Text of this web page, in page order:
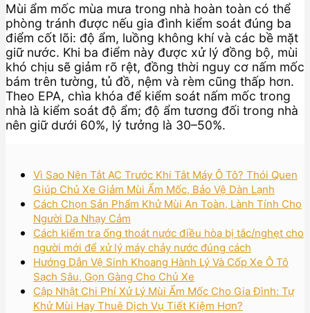
Mùi ẩm mốc mùa mưa trong nhà hoàn toàn có thể
phòng tránh được nếu gia đình kiểm soát đúng ba
điểm cốt lõi: độ ẩm, luồng không khí và các bề mặt
giữ nước. Khi ba điểm này được xử lý đồng bộ, mùi
khó chịu sẽ giảm rõ rệt, đồng thời nguy cơ nấm mốc
bám trên tường, tủ đồ, nệm và rèm cũng thấp hơn.
Theo EPA, chìa khóa để kiểm soát nấm mốc trong
nhà là kiểm soát độ ẩm; độ ẩm tương đối trong nhà
nên giữ dưới 60%, lý tưởng là 30–50%.
Vì Sao Nên Tắt AC Trước Khi Tắt Máy Ô Tô? Thói Quen
Giúp Chủ Xe Giảm Mùi Ẩm Mốc, Bảo Vệ Dàn Lạnh
Cách Chọn Sản Phẩm Khử Mùi An Toàn, Lành Tính Cho
Người Da Nhạy Cảm
Cách kiểm tra ống thoát nước điều hòa bị tắc/nghẹt cho
người mới để xử lý máy chảy nước đúng cách
Hướng Dẫn Vệ Sinh Khoang Hành Lý Và Cốp Xe Ô Tô
Sạch Sâu, Gọn Gàng Cho Chủ Xe
Cập Nhật Chi Phí Xử Lý Mùi Ẩm Mốc Cho Gia Đình: Tự
Khử Mùi Hay Thuê Dịch Vụ Tiết Kiệm Hơn?